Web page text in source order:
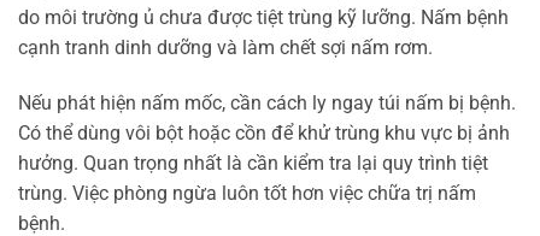
do môi trường ủ chưa được tiệt trùng kỹ lưỡng. Nấm bệnh
cạnh tranh dinh dưỡng và làm chết sợi nấm rơm.
Nếu phát hiện nấm mốc, cần cách ly ngay túi nấm bị bệnh.
Có thể dùng vôi bột hoặc cồn để khử trùng khu vực bị ảnh
hưởng. Quan trọng nhất là cần kiểm tra lại quy trình tiệt
trùng. Việc phòng ngừa luôn tốt hơn việc chữa trị nấm
bệnh.